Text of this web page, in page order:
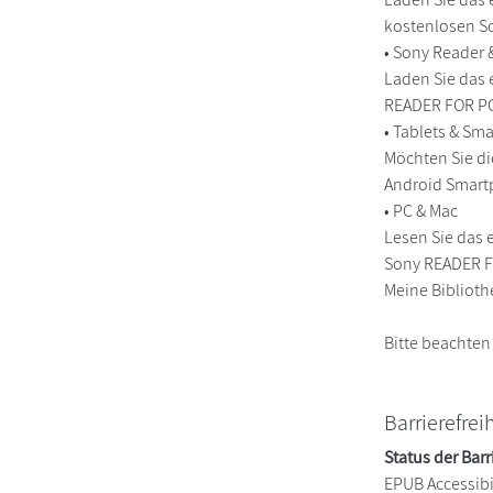
kostenlosen
• Sony
Laden Sie
READER
• Tablets &
Möchten Sie
Android
• PC & Mac
Lesen Sie
Sony
Meine
Bitte
Status der
EPUB